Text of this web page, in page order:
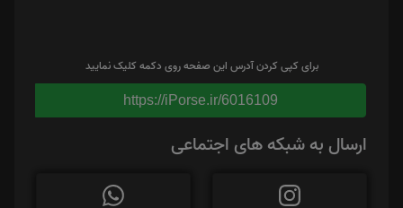
برای کپی کردن آدرس این صفحه روی دکمه کلیک نمایید
https://iPorse.ir/6016109
ارسال به شبکه های اجتماعی